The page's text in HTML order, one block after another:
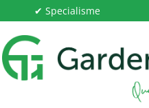
✔ Specialisme